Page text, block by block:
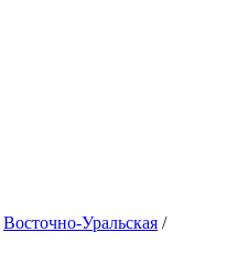
Восточно-Уральская /